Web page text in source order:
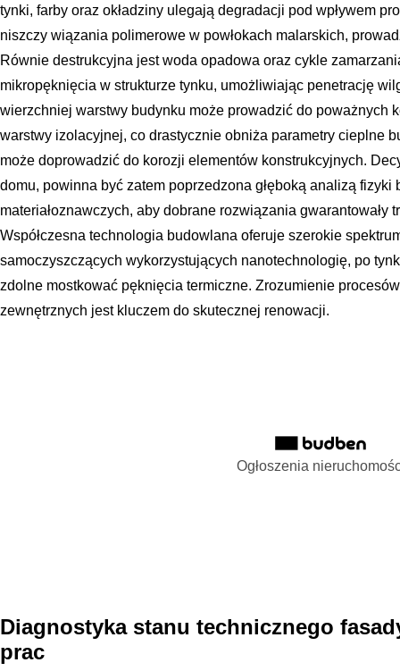
tynki, farby oraz okładziny ulegają degradacji pod wpływem
niszczy wiązania polimerowe w powłokach malarskich,
Równie destrukcyjna jest woda opadowa oraz cykle
mikropęknięcia w strukturze tynku, umożliwiając penetrację
wierzchniej warstwy budynku może prowadzić do poważnych
warstwy izolacyjnej, co drastycznie obniża parametry cieplne
może doprowadzić do korozji elementów konstrukcyjnych.
domu, powinna być zatem poprzedzona głęboką analizą fizyki
materiałoznawczych, aby dobrane rozwiązania gwarantowały
Współczesna technologia budowlana oferuje szerokie
samoczyszczących wykorzystujących nanotechnologię, po
zdolne mostkować pęknięcia termiczne. Zrozumienie
zewnętrznych jest kluczem do skutecznej renowacji.
Ogłoszenia
Diagnostyka stanu technicznego
prac